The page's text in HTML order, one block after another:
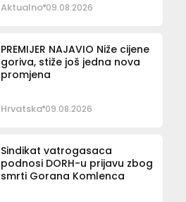
Aktualno 09.08.2026
PREMIJER NAJAVIO Niže cijene
goriva, stiže još jedna nova
promjena
Hrvatska 09.08.2026
Sindikat vatrogasaca
podnosi DORH-u prijavu zbog
smrti Gorana Komlenca